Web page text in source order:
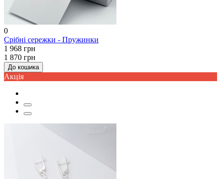
0
Срібні сережки - Пружинки
1 968 грн
1 870 грн
До кошика
Акцiя